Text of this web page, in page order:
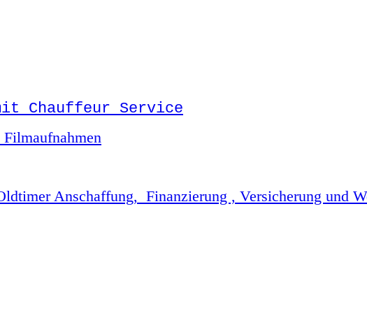
Chauffeur Service
Anschaffung, Finanzierung , Versicherung und